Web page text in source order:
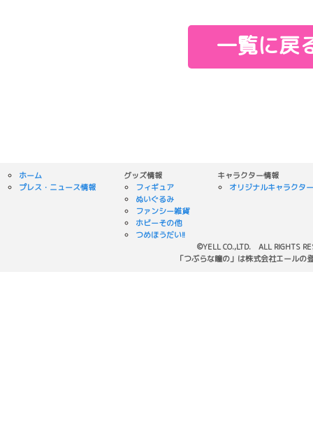
一覧に戻
ホーム
プレス・ニュース情報
グッズ情報
フィギュア
ぬいぐるみ
ファンシー雑貨
ホビーその他
つめほうだい!!
キャラクター情報
オリジナルキャラクター
©YELL CO.,LTD. ALL RIGHTS
「つぶらな瞳の」は株式会社エールの